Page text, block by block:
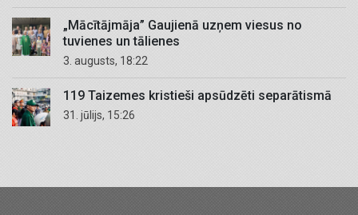
„Mācītājmāja” Gaujienā uzņem viesus no
tuvienes un tālienes
3. augusts, 18:22
119 Taizemes kristieši apsūdzēti separātismā
31. jūlijs, 15:26